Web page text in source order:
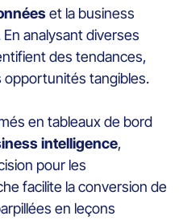
et la business
analysant diverses
des tendances,
tangibles.
en tableaux de bord
intelligence,
pour les
facilite la conversion de
en leçons